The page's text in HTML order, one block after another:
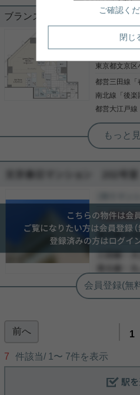
ご覧いただき
ノ内線・南北
日当たり良好
が新設されるな
住環境もとて
ッピングセン
徒歩圏内です！ ご興味ありましたらお気軽にお問い
合わせくださ
写真(9)
ブランズ文京小石川 903
［売りマンシ
2億4,800
東京都文京
都営三田線 「
南北線 「後楽
都営大江戸線
実用春日ホーム 富坂サテライト デ
☆リノベ
「ブランズ
ー付き物件で
あるなら、メ
当社は豊富な
お答えします
会員限定
会員限定
会員限定
-
前へ 1
7 件該当/ 1 〜 7件を表示
ご確認くだ
閉じ